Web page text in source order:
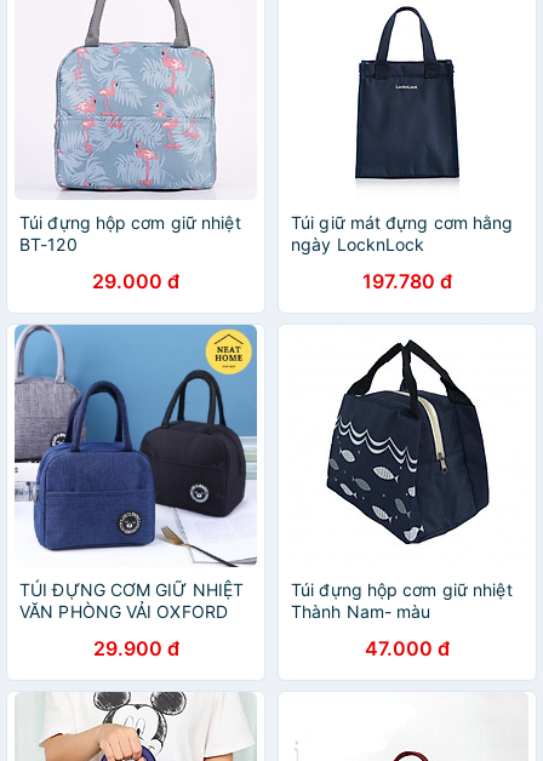
Túi đựng hộp cơm giữ nhiệt
BT-120
29.000 đ
Túi giữ mát đựng cơm hằng
ngày LocknLock
197.780 đ
TÚI ĐỰNG CƠM GIỮ NHIỆT
VĂN PHÒNG VẢI OXFORD
29.900 đ
Túi đựng hộp cơm giữ nhiệt
Thành Nam- màu
47.000 đ